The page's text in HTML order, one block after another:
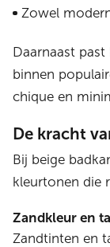
Zowel
Daarnaast
binnen
chique en
De kracht
Bij beige
kleurtonen die
Zandkleur en
Zandtinten en